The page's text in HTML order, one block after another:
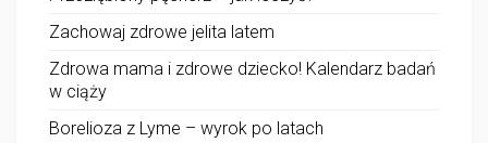
Zachowaj zdrowe jelita latem
Zdrowa mama i zdrowe dziecko! Kalendarz badań
w ciąży
Borelioza z Lyme – wyrok po latach